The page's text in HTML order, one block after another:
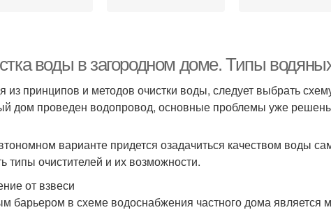
воды в загородном доме. Типы
из принципов и методов очистки воды, следует выбрать
дом проведен водопровод, основные проблемы уже
варианте придется озадачиться качеством воды
типы очистителей и их возможности.
от взвеси
барьером в схеме водоснабжения частного дома является